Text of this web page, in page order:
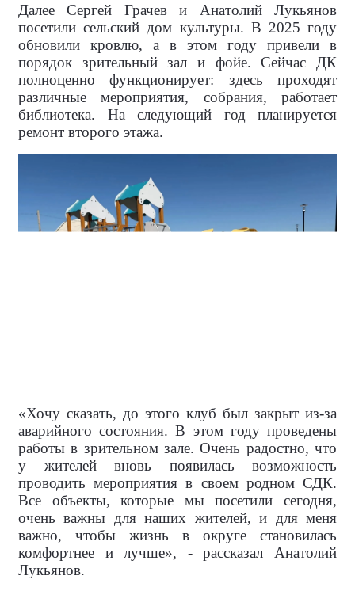
Далее Сергей Грачев и Анатолий Лукьянов
посетили сельский дом культуры. В 2025 году
обновили кровлю, а в этом году привели в
порядок зрительный зал и фойе. Сейчас ДК
полноценно функционирует: здесь проходят
различные мероприятия, собрания, работает
библиотека. На следующий год планируется
ремонт второго этажа.
«Хочу сказать, до этого клуб был закрыт из-за
аварийного состояния. В этом году проведены
работы в зрительном зале. Очень радостно, что
у жителей вновь появилась возможность
проводить мероприятия в своем родном СДК.
Все объекты, которые мы посетили сегодня,
очень важны для наших жителей, и для меня
важно, чтобы жизнь в округе становилась
комфортнее и лучше», - рассказал Анатолий
Лукьянов.